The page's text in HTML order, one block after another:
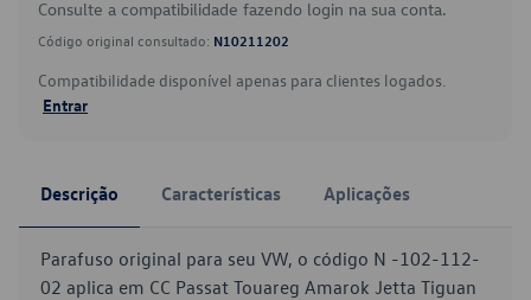
Consulte a compatibilidade fazendo login na sua conta.
Código original consultado: N10211202
Compatibilidade disponível apenas para clientes logados.
Entrar
Descrição Características Aplicações
Parafuso original para seu VW, o código N -102-112-
02 aplica em CC Passat Touareg Amarok Jetta Tiguan